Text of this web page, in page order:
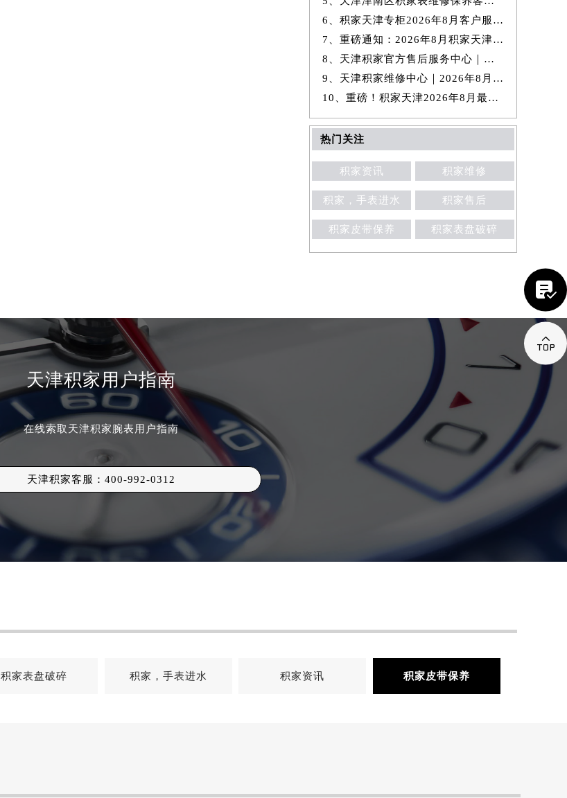
6、积家天津专柜2026年8月客户服务热线揭晓，官方电话信息最新发布
7、重磅通知：2026年8月积家天津客服售后网点地址与热线
8、天津积家官方售后服务中心｜网点地址及24小时热线权威信息公示（2026年8月最新）
9、天津积家维修中心｜2026年8月最新官方售后维修保养信息公示
10、重磅！积家天津2026年8月最新网点地址与客服热线电话
热门关注
积家资讯 积家维修
积家，手表进水 积家售后
积家皮带保养 积家表盘破碎
天津积家用户指南
在线索取天津积家腕表用户指南
天津积家客服： 400-992-0312
积家表盘破碎 积家，手表进水 积家资讯 积家皮带保养

